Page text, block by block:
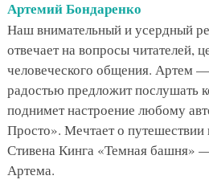
Артемий Бондаренко
Наш внимательный и усердный
отвечает на вопросы читателей,
человеческого общения. Артем
радостью предложит послушать
поднимет настроение любому
Просто». Мечтает о
Стивена Кинга «Темная башня»
Артема.